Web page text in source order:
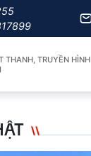
THANH, TRUYỀN HÌNH